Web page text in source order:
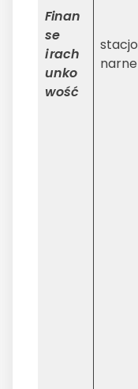
Finan
se
irach
unko
wość
stacjo
narne